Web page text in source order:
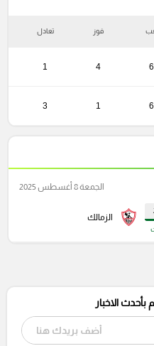
فوز تعادل
6
4
1
6
1
3
الزمالك
الجمعة 8 أغسطس 2025
بأحدث الاخبار